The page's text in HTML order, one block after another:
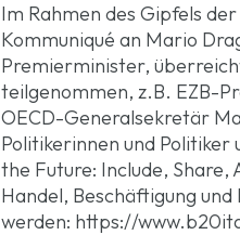
Im Rahmen des Gipfels
Kommuniqué an Mario
Premierminister,
teilgenommen, z.B. EZB-
OECD-Generalsekretär
Politikerinnen und
the Future: Include,
Handel, Beschäftigung
werden: https://